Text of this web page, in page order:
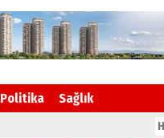
Politika Sağlık